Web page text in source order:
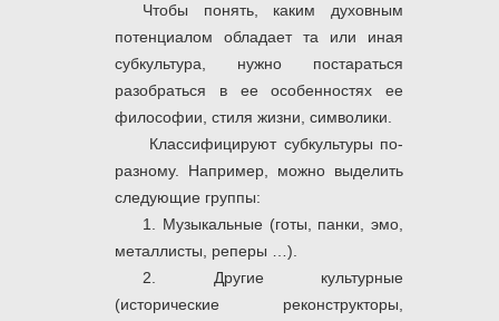
Чтобы понять, каким духовным
потенциалом обладает та или иная
субкультура, нужно постараться
разобраться в ее особенностях ее
философии, стиля жизни, символики.
Классифицируют субкультуры по-
разному. Например, можно выделить
следующие группы:
1. Музыкальные (готы, панки, эмо,
металлисты, реперы …).
2. Другие культурные
(исторические реконструкторы,